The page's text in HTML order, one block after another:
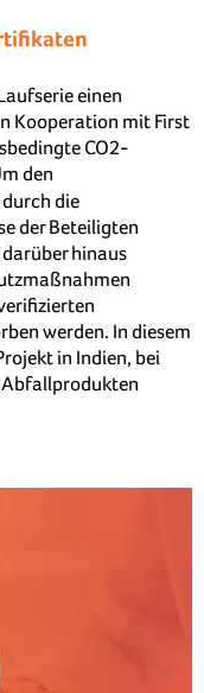
einen
Kooperation mit First
CO2-
den
die
der Beteiligten
hinaus
werden. In diesem
in Indien, bei